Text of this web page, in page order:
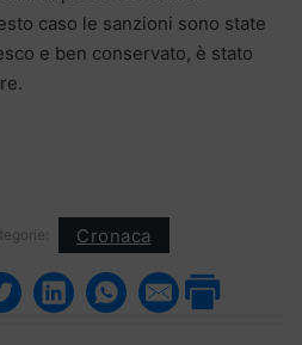
caso le sanzioni sono state
e ben conservato, è stato
Cronaca